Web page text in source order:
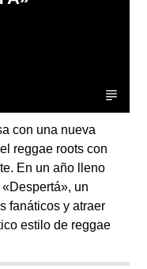
con una nueva
reggae roots con
En un año lleno
un
fanáticos y atraer
estilo de reggae